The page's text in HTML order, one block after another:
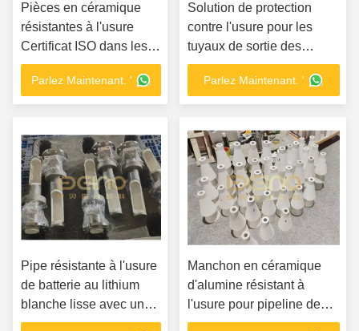
Pièces en céramique
résistantes à l'usure
Certificat ISO dans les
centrales électriques
Parlez Maintenant. '
Solution de protection
contre l'usure pour les
tuyaux de sortie des
usines de charbon
Conception personnalisée
et conseils d'installation
en céramique d'alumine
Parlez Maintenant. '
Pipe résistante à l'usure
de batterie au lithium
blanche lisse avec une
résistance aux chocs
Manchon en céramique
d'alumine résistant à
l'usure pour pipeline de
transport pneumatique